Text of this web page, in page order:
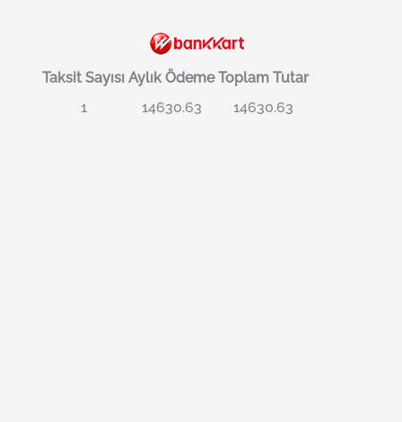
Taksit Sayısı Aylık Ödeme Toplam Tutar
1
14630.63 14630.63